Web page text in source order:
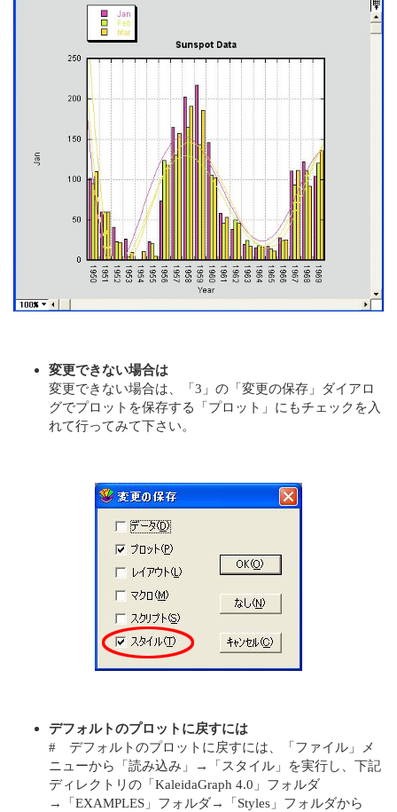
変更できない場合は
変更できない場合は、「3」の「変更の保存」ダイアロ
グでプロットを保存する「プロット」にもチェックを入
れて行ってみて下さい。
デフォルトのプロットに戻すには
# デフォルトのプロットに戻すには、「ファイル」メ
ニューから「読み込み」→「スタイル」を実行し、下記
ディレクトリの「KaleidaGraph 4.0」フォルダ
→「EXAMPLES」フォルダ→「Styles」フォルダから